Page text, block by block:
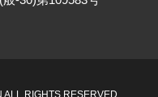
RIGHTS RESERVED.